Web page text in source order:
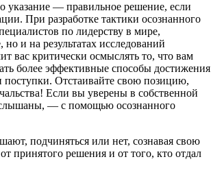
указание — правильное решение, если
При разработке тактики осознанного
по лидерству в мире,
и на результатах исследований
вас критически осмыслять то, что вам
более эффективные способы достижения
поступки. Отстаивайте свою позицию,
Если вы уверены в собственной
— с помощью осознанного
подчиняться или нет, сознавая свою
принятого решения и от того, кто отдал